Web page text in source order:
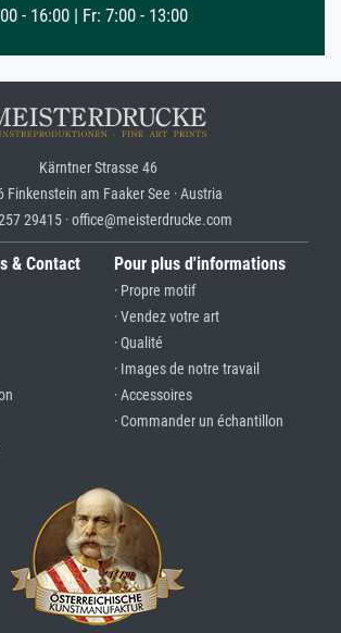
- 16:00 | Fr: 7:00 - 13:00
Kärntner Strasse 46
Finkenstein am Faaker See · Austria
29415 · office@meisterdrucke.com
& Contact Pour plus d'informations
· Propre motif
· Vendez votre art
· Qualité
· Images de notre travail
· Accessoires
· Commander un échantillon